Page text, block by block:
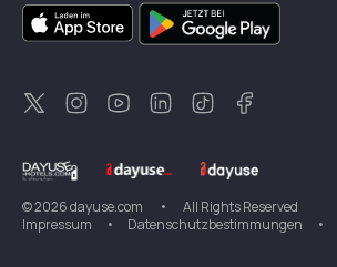
DayuseSingapur
DayuseZweden
DayuseThailand
DayuseNeuseeland
DayuseTürkei
©2026dayuse.com •
All Rights Reserved
Impressum
• Datenschutzbestimmungen •